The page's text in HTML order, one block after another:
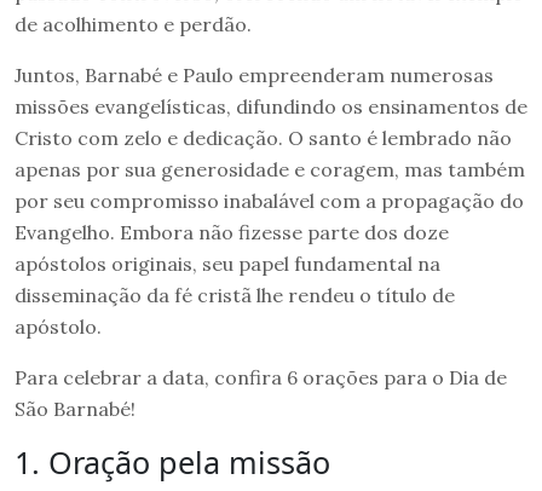
de acolhimento e perdão.
Juntos, Barnabé e Paulo empreenderam numerosas
missões evangelísticas, difundindo os ensinamentos de
Cristo com zelo e dedicação. O santo é lembrado não
apenas por sua generosidade e coragem, mas também
por seu compromisso inabalável com a propagação do
Evangelho. Embora não fizesse parte dos doze
apóstolos originais, seu papel fundamental na
disseminação da fé cristã lhe rendeu o título de
apóstolo.
Para celebrar a data, confira 6 orações para o Dia de
São Barnabé!
1. Oração pela missão